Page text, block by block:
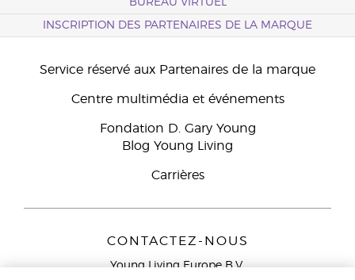
BUREAU VIRTUEL
INSCRIPTION DES PARTENAIRES DE LA MARQUE
Service réservé aux Partenaires de la marque
Centre multimédia et événements
Fondation D. Gary Young
Blog Young Living
Carrières
CONTACTEZ-NOUS
Young Living Europe B.V.